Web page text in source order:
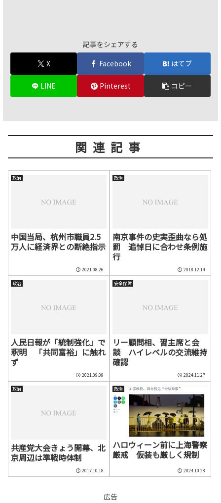
記事をシェアする
X
Facebook はてブ
LINE Pinterest コピー
関連記事
政治
中国当局、杭州市職員2.5
万人に経済界との断絶指示
2021.08.26
政治
南京事件の史実歪曲なら処
罰 追悼日に合わせ条例施
行
2018.12.14
政治
人民日報が「統制強化」で
釈明 「共同富裕」に触れ
ず
2021.09.09
安全保障
リー顧問相、習主席と会
談 ハイレベルの交流維持
確認
2024.11.27
政治
共産党大会きょう開幕、北
京周辺は準戦時体制
2017.10.18
政治
ハロウィーン前に上海警察
厳戒 仮装も厳しく規制
2024.10.28
広告